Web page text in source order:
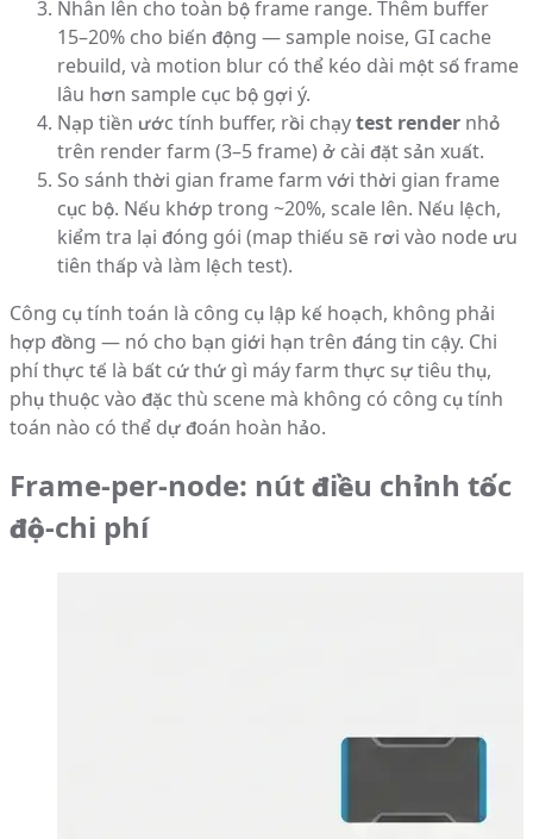
Nhân lên cho toàn bộ frame range. Thêm buffer
15–20% cho biến động — sample noise, GI cache
rebuild, và motion blur có thể kéo dài một số frame
lâu hơn sample cục bộ gợi ý.
Nạp tiền ước tính buffer, rồi chạytest render nhỏ
trên render farm (3–5 frame) ở cài đặt sản xuất.
So sánh thời gian frame farm với thời gian frame
cục bộ. Nếu khớp trong ~20%, scale lên. Nếu lệch,
kiểm tra lại đóng gói (map thiếu sẽ rơi vào node ưu
tiên thấp và làm lệch test).
Công cụ tính toán là công cụ lập kế hoạch, không phải
hợp đồng — nó cho bạn giới hạn trên đáng tin cậy. Chi
phí thực tế là bất cứ thứ gì máy farm thực sự tiêu thụ,
phụ thuộc vào đặc thù scene mà không có công cụ tính
toán nào có thể dự đoán hoàn hảo.
Frame-per-node: nút điều chỉnh tốc
độ-chi phí